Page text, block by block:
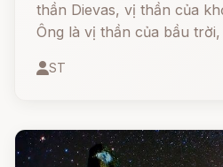
thần Dievas, vị thần của
Ông là vị thần của bầu
sáng tạo vũ trụ.
ST